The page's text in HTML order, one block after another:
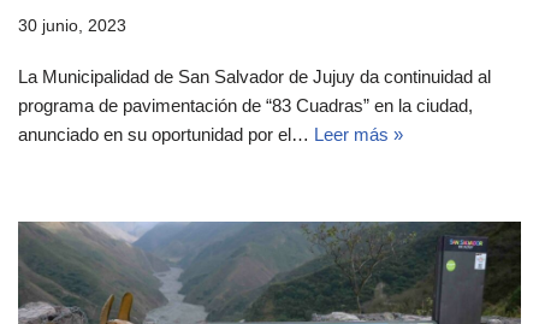
30 junio, 2023
La Municipalidad de San Salvador de Jujuy da continuidad al
programa de pavimentación de “83 Cuadras” en la ciudad,
anunciado en su oportunidad por el… Leer más »